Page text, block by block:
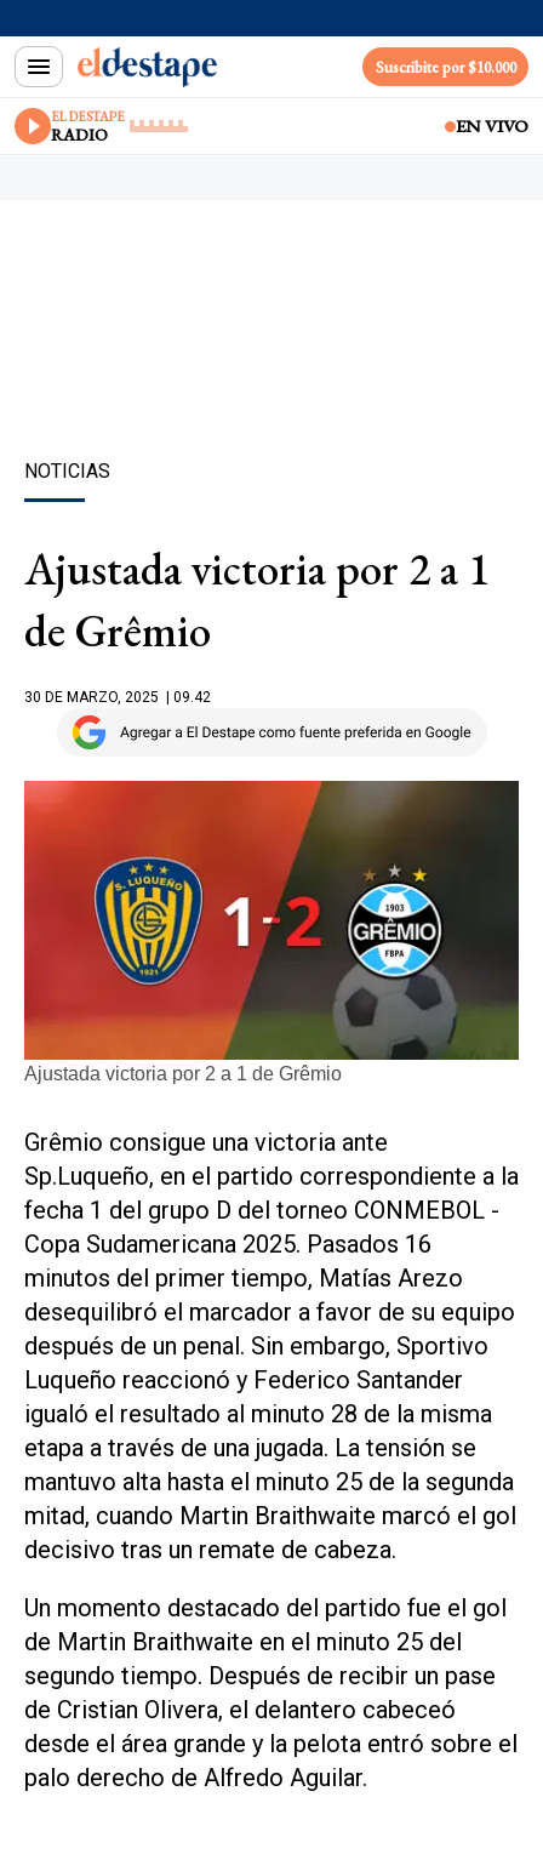
Suscribite por $10.000
EL DESTAPE
RADIO EN VIVO
NOTICIAS
Ajustada victoria por 2 a 1
de Grêmio
30 DE MARZO, 2025 | 09.42
Ajustada victoria por 2 a 1 de Grêmio
Grêmio consigue una victoria ante
Sp.Luqueño, en el partido correspondiente a la
fecha 1 del grupo D del torneo CONMEBOL -
Copa Sudamericana 2025. Pasados 16
minutos del primer tiempo, Matías Arezo
desequilibró el marcador a favor de su equipo
después de un penal. Sin embargo, Sportivo
Luqueño reaccionó y Federico Santander
igualó el resultado al minuto 28 de la misma
etapa a través de una jugada. La tensión se
mantuvo alta hasta el minuto 25 de la segunda
mitad, cuando Martin Braithwaite marcó el gol
decisivo tras un remate de cabeza.
Un momento destacado del partido fue el gol
de Martin Braithwaite en el minuto 25 del
segundo tiempo. Después de recibir un pase
de Cristian Olivera, el delantero cabeceó
desde el área grande y la pelota entró sobre el
palo derecho de Alfredo Aguilar.